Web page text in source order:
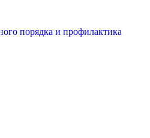
порядка и профилактика